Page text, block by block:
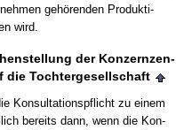
gehören­den Pro­duk­ti­
wird.
der Kon­zern­zen­
die Toch­ter­ge­sell­schaft
Kon­sul­ta­ti­ons­pflicht zu ei­nem
be­reits dann, wenn die Kon­